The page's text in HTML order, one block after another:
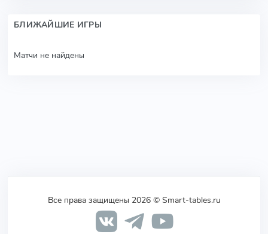
БЛИЖАЙШИЕ ИГРЫ
Матчи не найдены
Все права защищены 2026 © Smart-tables.ru